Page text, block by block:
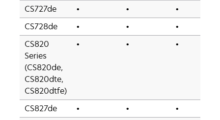
CS727de
• •
•
CS728de
• •
•
CS820
Series
(CS820de,
CS820dte,
CS820dtfe)
• • •
CS827de • •
•